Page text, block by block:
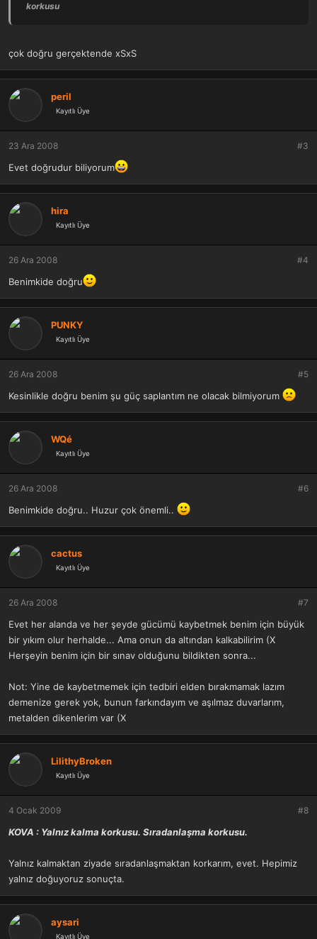
korkusu
çok doğru gerçektende xSxS
peril
Kayıtlı Üye
23 Ara 2008 #3
Evet doğrudur biliyorum
hira
Kayıtlı Üye
26 Ara 2008 #4
Benimkide doğru
PUNKY
Kayıtlı Üye
26 Ara 2008 #5
Kesinlikle doğru benim şu güç saplantım ne olacak bilmiyorum
WQé
Kayıtlı Üye
26 Ara 2008 #6
Benimkide doğru.. Huzur çok önemli..
cactus
Kayıtlı Üye
26 Ara 2008 #7
Evet her alanda ve her şeyde gücümü kaybetmek benim için büyük
bir yıkım olur herhalde... Ama onun da altından kalkabilirim (X
Herşeyin benim için bir sınav olduğunu bildikten sonra...
Not: Yine de kaybetmemek için tedbiri elden bırakmamak lazım
demenize gerek yok, bunun farkındayım ve aşılmaz duvarlarım,
metalden dikenlerim var (X
LilithyBroken
Kayıtlı Üye
4 Ocak 2009 #8
KOVA : Yalnız kalma korkusu. Sıradanlaşma korkusu.
Yalnız kalmaktan ziyade sıradanlaşmaktan korkarım, evet. Hepimiz
yalnız doğuyoruz sonuçta.
aysari
Kayıtlı Üye